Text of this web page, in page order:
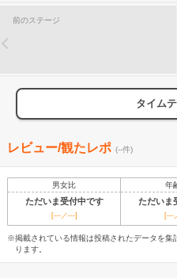
前のステージ
タイム
レビュー/観たレポ (--件)
男女比 年
ただいま受付中です ただいま
[---／---] [---
※掲載されている情報は投稿されたデータを集
ります。